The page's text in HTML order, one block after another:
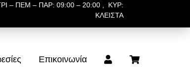
– ΠΕΜ – ΠΑΡ: 09:00 – 20:00 , ΚΥΡ:
ΚΛΕΙΣΤΑ
Επικοινωνία